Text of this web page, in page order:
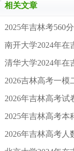
相关文章
2025年吉林考560
南开大学2024年在
清华大学2024年在
2026吉林高考一模
2026年吉林高考
2025年吉林高考
2026年吉林高考人